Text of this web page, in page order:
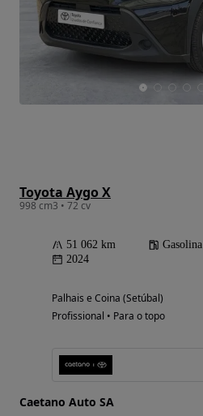
Toyota Aygo X
998 cm3 • 72 cv
51 062 km Gasolina
2024
Palhais e Coina (Setúbal)
Profissional • Para o topo
Caetano Auto SA